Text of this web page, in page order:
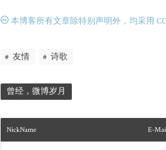
本博客所有文章除特别声明外，均采用
友情 诗歌
曾经，微博岁月
NickName E-